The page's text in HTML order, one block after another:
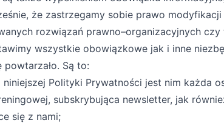
że zastrzegamy sobie prawo
rozwiązań prawno–organizacyjnych
wszystkie obowiązkowe jak i inne
Są to:
niniejszej Polityki Prywatności jest nim każda
subskrybująca newsletter, jak
się z nami;